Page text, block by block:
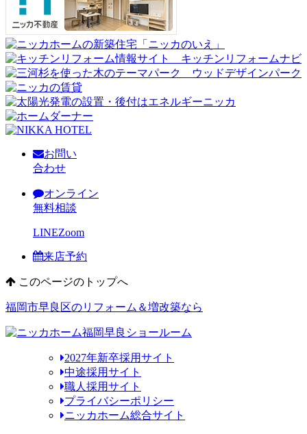
お問い
合わせ
オンライン
無料相談
LINEZoom
来店予約
このページのトップへ
福岡市早良区のリフォーム＆増改築なら
2027年新卒採用サイト
中途採用サイト
職人採用サイト
プライバシーポリシー
ニッカホーム総合サイト